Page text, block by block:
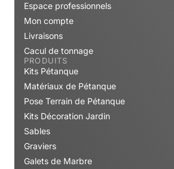
Espace professionnels
Mon compte
Livraisons
Cacul de tonnage
PRODUITS
Kits Pétanque
Matériaux de Pétanque
Pose Terrain de Pétanque
Kits Décoration Jardin
Sables
Graviers
Galets de Marbre